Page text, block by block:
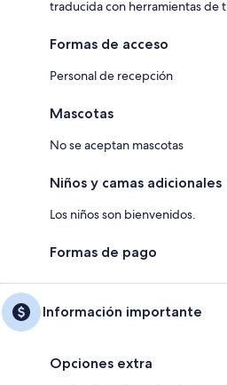
traducida con herramientas de
Formas de acceso
Personal de recepción
Mascotas
No se aceptan mascotas
Niños y camas adicionales
Los niños son bienvenidos.
Formas de pago
Información importante
Opciones extra